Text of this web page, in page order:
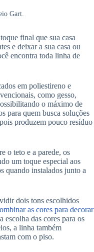
Gart.
final que sua casa
e deixar a sua casa ou
encontra toda linha de
em poliestireno e
como gesso,
o máximo de
para quem busca soluções
produzem pouco resíduo
o teto e a parede, os
um toque especial aos
quando instalados junto a
dois tons escolhidos
as cores para decorar
escolha das cores para os
a linha também
com o piso.